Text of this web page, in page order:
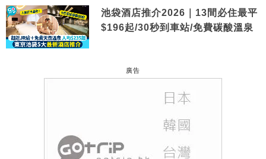
池袋酒店推介2026｜13間必住最平
$196起/30秒到車站/免費碳酸溫泉
廣告